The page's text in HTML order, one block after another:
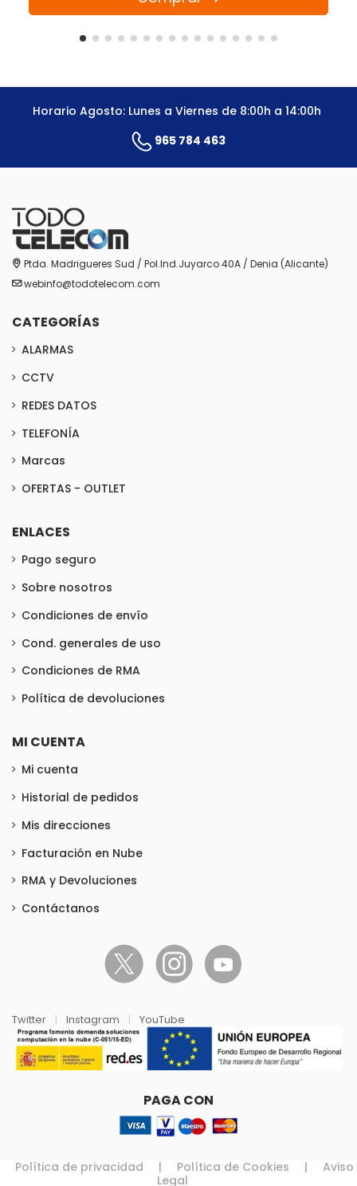
Horario Agosto: Lunes a Viernes de 8:00h a 14:00h
965 784 463
Ptda. Madrigueres Sud / Pol.Ind.Juyarco 40A / Denia (Alicante)
webinfo@todotelecom.com
CATEGORÍAS
ALARMAS
CCTV
REDES DATOS
TELEFONÍA
Marcas
OFERTAS - OUTLET
ENLACES
Pago seguro
Sobre nosotros
Condiciones de envío
Cond. generales de uso
Condiciones de RMA
Política de devoluciones
MI CUENTA
Mi cuenta
Historial de pedidos
Mis direcciones
Facturación en Nube
RMA y Devoluciones
Contáctanos
Twitter | Instagram | YouTube
PAGA CON
Política de privacidad | Política de Cookies |
Aviso
Legal